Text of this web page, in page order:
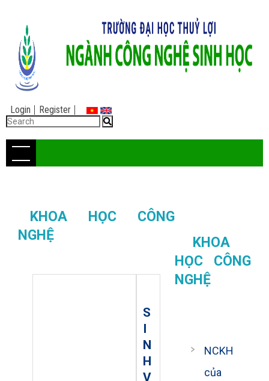
Login Register
KHOA HỌC CÔNG
NGHỆ
S
I
N
H
V
KHOA
HỌC CÔNG
NGHỆ
NCKH
của